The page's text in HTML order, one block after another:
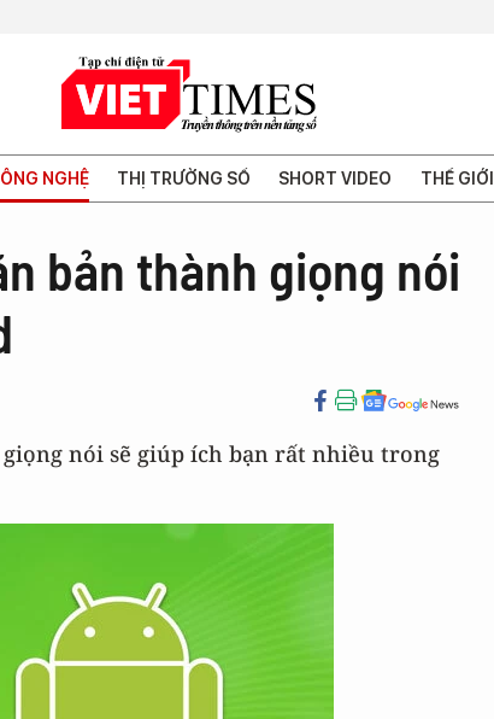
NGHỆ THỊ TRƯỜNG SỐ SHORT VIDEO THẾ GIỚI
bản thành giọng nói
nói sẽ giúp ích bạn rất nhiều trong